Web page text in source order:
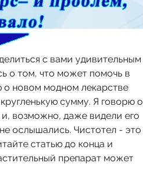
с вами удивительным
о том, что может помочь в
о новом модном лекарстве
сумму. Я говорю о
возможно, даже видели его
ослышались. Чистотел - это
статью до конца и
препарат может